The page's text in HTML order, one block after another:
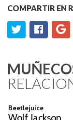
COMPARTIR EN
Beetlejuice
Wolf Jackson